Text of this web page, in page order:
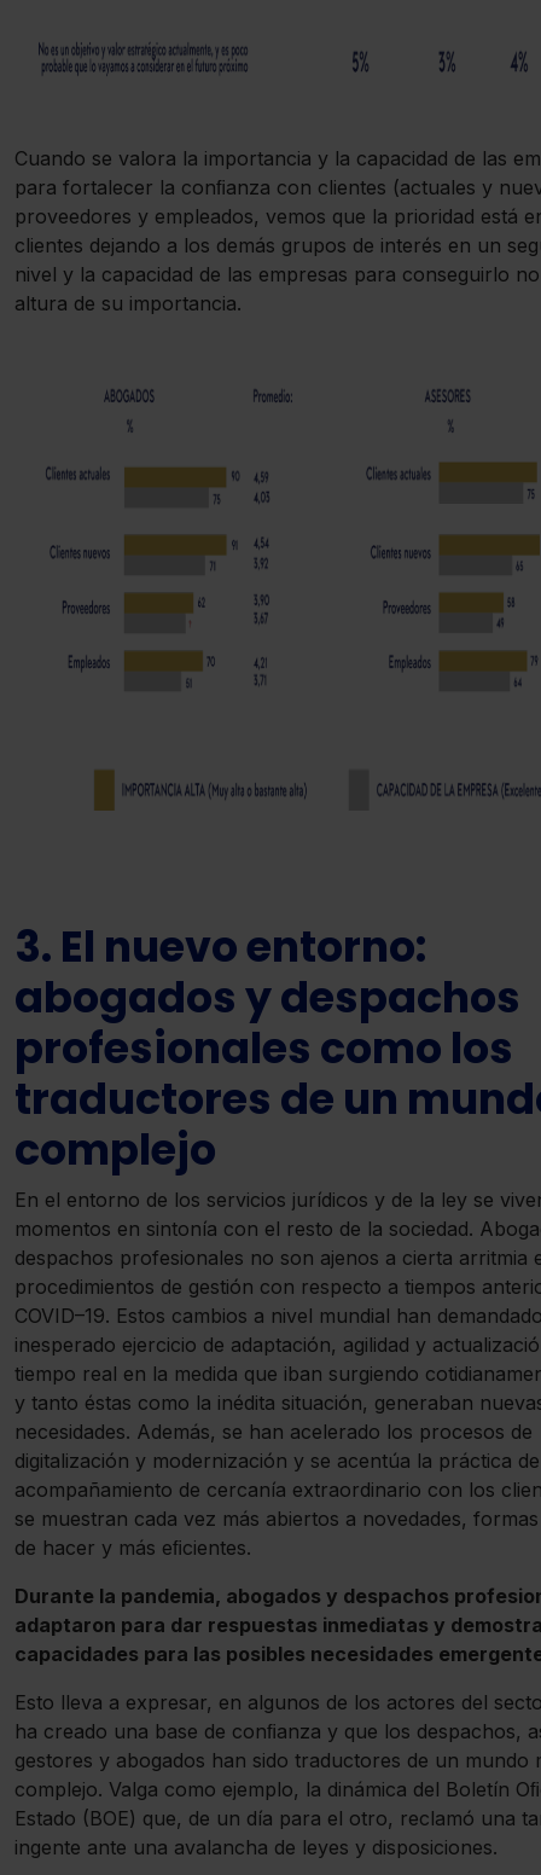
Cuando se valora la importancia y la capacidad de las
para fortalecer la conﬁanza con clientes (actuales y
proveedores y empleados, vemos que la prioridad está
clientes dejando a los demás grupos de interés en un
nivel y la capacidad de las empresas para conseguirlo
altura de su importancia.
3. El nuevo entorno:
abogados y despachos
profesionales como los
traductores de un
complejo
En el entorno de los servicios jurídicos y de la ley se
momentos en sintonía con el resto de la sociedad.
despachos profesionales no son ajenos a cierta arritmia
procedimientos de gestión con respecto a tiempos
COVID–19. Estos cambios a nivel mundial han
inesperado ejercicio de adaptación, agilidad y
tiempo real en la medida que iban surgiendo
y tanto éstas como la inédita situación, generaban
necesidades. Además, se han acelerado los procesos de
digitalización y modernización y se acentúa la práctica
acompañamiento de cercanía extraordinario con los
se muestran cada vez más abiertos a novedades,
de hacer y más eﬁcientes.
Durante la pandemia, abogados y despachos
adaptaron para dar respuestas inmediatas y
capacidades para las posibles necesidades
Esto lleva a expresar, en algunos de los actores del
ha creado una base de conﬁanza y que los despachos,
gestores y abogados han sido traductores de un mundo
complejo. Valga como ejemplo, la dinámica del Boletín
Estado (BOE) que, de un día para el otro, reclamó una
ingente ante una avalancha de leyes y disposiciones.